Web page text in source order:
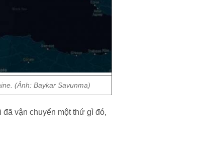
(Ảnh: Baykar Savunma)
vận chuyển một thứ gì đó,